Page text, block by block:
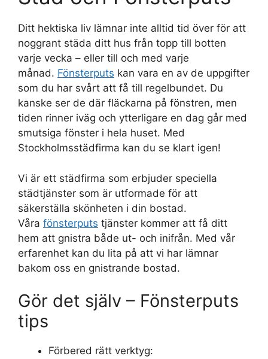
Ditt hektiska liv lämnar inte alltid tid över för att
noggrant städa ditt hus från topp till botten
varje vecka – eller till och med varje
månad. Fönsterputs kan vara en av de uppgifter
som du har svårt att få till regelbundet. Du
kanske ser de där fläckarna på fönstren, men
tiden rinner iväg och ytterligare en dag går med
smutsiga fönster i hela huset. Med
Stockholmsstädfirma kan du se klart igen!
Vi är ett städfirma som erbjuder speciella
städtjänster som är utformade för att
säkerställa skönheten i din bostad.
Våra fönsterputs tjänster kommer att få ditt
hem att gnistra både ut- och inifrån. Med vår
erfarenhet kan du lita på att vi har lämnar
bakom oss en gnistrande bostad.
Gör det själv – Fönsterputs
tips
Förbered rätt verktyg: